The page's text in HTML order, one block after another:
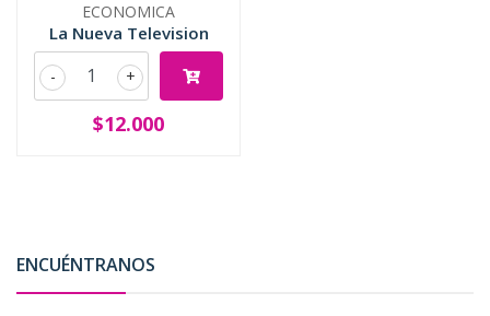
ECONOMICA
La Nueva Television
+
-
$12.000
ENCUÉNTRANOS